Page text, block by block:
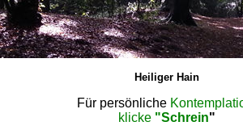
Heiliger Hain
Für persönliche
klicke"Schrein"